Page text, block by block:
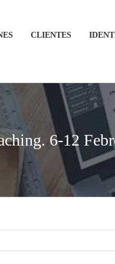
CLIENTES
6-12